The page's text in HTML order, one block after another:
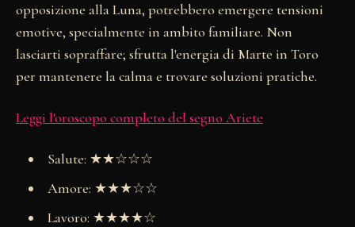
opposizione alla Luna, potrebbero emergere tensioni
emotive, specialmente in ambito familiare. Non
lasciarti sopraffare; sfrutta l'energia di Marte in Toro
per mantenere la calma e trovare soluzioni pratiche.
Leggi l'oroscopo completo del segno Ariete
Salute: ★★☆☆☆
Amore: ★★★☆☆
Lavoro: ★★★★☆